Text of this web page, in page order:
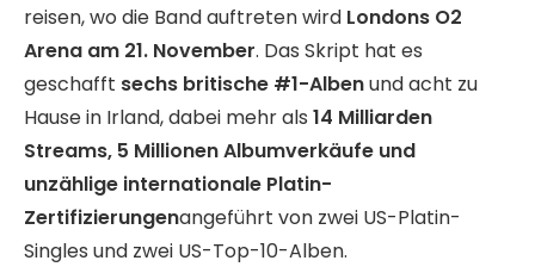
reisen, wo die Band auftreten wird Londons O2
Arena am 21. November. Das Skript hat es
geschafft sechs britische #1-Albenund acht zu
Hause in Irland, dabei mehr als 14 Milliarden
Streams, 5 Millionen Albumverkäufe und
unzählige internationale Platin-
Zertifizierungenangeführt von zwei US-Platin-
Singles und zwei US-Top-10-Alben.